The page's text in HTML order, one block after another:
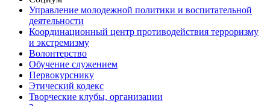
Управление молодежной политики и воспитательной
деятельности
Координационный центр противодействия терроризму
и экстремизму
Волонтерство
Обучение служением
Первокурснику
Этический кодекс
Творческие клубы, организации